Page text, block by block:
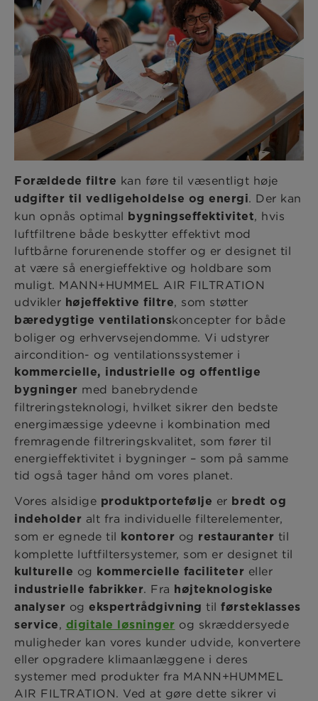
Forældede filtre kan føre til væsentligt høje
udgifter til vedligeholdelse og energi. Der kan
kun opnås optimal bygningseffektivitet, hvis
luftfiltrene både beskytter effektivt mod
luftbårne forurenende stoffer og er designet til
at være så energieffektive og holdbare som
muligt. MANN+HUMMEL AIR FILTRATION
udvikler højeffektive filtre, som støtter
bæredygtige ventilationskoncepter for både
boliger og erhvervsejendomme. Vi udstyrer
aircondition- og ventilationssystemer i
kommercielle, industrielle og offentlige
bygninger med banebrydende
filtreringsteknologi, hvilket sikrer den bedste
energimæssige ydeevne i kombination med
fremragende filtreringskvalitet, som fører til
energieffektivitet i bygninger – som på samme
tid også tager hånd om vores planet.
Vores alsidige produktportefølje er bredt og
indeholder alt fra individuelle filterelementer,
som er egnede til kontorer og restauranter til
komplette luftfiltersystemer, som er designet til
kulturelle og kommercielle faciliteter eller
industrielle fabrikker. Fra højteknologiske
analyser og ekspertrådgivning til førsteklasses
service, ​​ digitale løsninger og skræddersyede
muligheder kan vores kunder udvide, konvertere
eller opgradere klimaanlæggene i deres
systemer med produkter fra MANN+HUMMEL
AIR FILTRATION. Ved at gøre dette sikrer vi